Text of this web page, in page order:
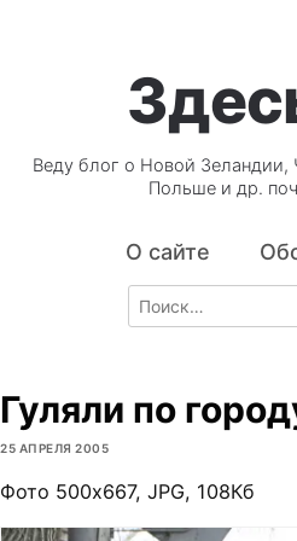
Веду блог о Новой
Польше и др.
О сайте
Search
for:
Гуляли по
25 АПРЕЛЯ 2005
Фото 500х667, JPG, 108Кб